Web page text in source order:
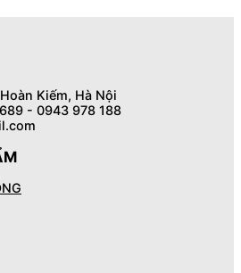
Kiếm, Hà Nội
- 0943 978 188